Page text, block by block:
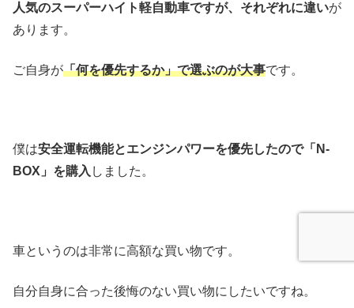
人気のスーパーハイト軽自動車ですが、それぞれに違いが
あります。
ご自身が「何を優先するか」で選ぶのが大事です。
僕は安全運転機能とエンジンパワーを優先したので「N-
BOX」を購入 しました。
車というのは非常に高額な買い物です。
自分自身に合った後悔のない買い物にしたいですね。